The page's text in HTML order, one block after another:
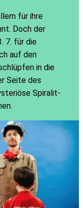
für ihre
Doch der
7. für die
auf den
in die
Seite des
Spiralit-